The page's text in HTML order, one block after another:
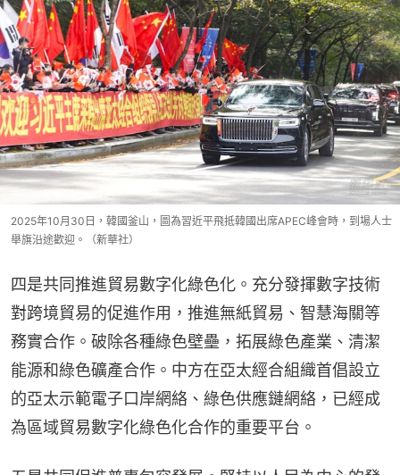
2025年10月30日，韓國釜山，圖為習近平飛抵韓國出席APEC峰會時，到場人士
舉旗沿途歡迎。（新華社）
四是共同推進貿易數字化綠色化。充分發揮數字技術
對跨境貿易的促進作用，推進無紙貿易、智慧海關等
務實合作。破除各種綠色壁壘，拓展綠色產業、清潔
能源和綠色礦產合作。中方在亞太經合組織首倡設立
的亞太示範電子口岸網絡、綠色供應鏈網絡，已經成
為區域貿易數字化綠色化合作的重要平台。